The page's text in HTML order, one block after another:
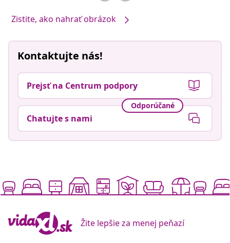
Zistite, ako nahrať obrázok
Kontaktujte nás!
Prejsť na Centrum podpory
Odporúčané
Chatujte s nami
Žite lepšie za menej peňazí